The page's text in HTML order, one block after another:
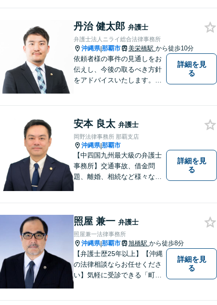
い！
丹治 健太郎 弁護士
弁護士法人ニライ総合法律事務所
沖縄県|那覇市 美栄橋駅 から徒歩10分
依頼者様の事件の見通しをお
伝えし、今後の取るべき方針
をアドバイスいたします。徹
詳細を見
る
安本 良太 弁護士
岡野法律事務所 那覇支店
沖縄県|那覇市
【中四国九州最大級の弁護士
事務所】交通事故、借金問
題、離婚、相続など様々な問
い！
詳細を見
る
照屋 兼一 弁護士
照屋兼一法律事務所
沖縄県|那覇市 旭橋駅 から徒歩8分
【弁護士歴25年以上】【沖縄
の法律相談ならお任せくださ
い】気軽に受診できる「町医
詳細を見
る